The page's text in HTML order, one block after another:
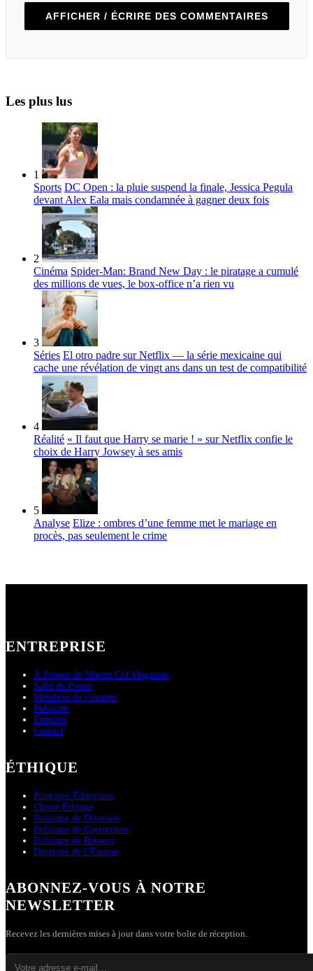
AFFICHER / ÉCRIRE DES COMMENTAIRES
Les plus lus
1
Sports DC Open : la pluie suspend la finale, Jessica Pegula
devant Alex Eala mais condamnée à gagner deux fois
2
Cinéma Spider-Man: Brand New Day : le piratage a cumulé
des millions de vues, le box-office n’a rien vu
3
Séries El otro padre sur Netflix — la série mexicaine qui
cache une révélation de vingt ans dans un test de compatibilité
4
Réalité « Il faut que Harry se marie ! » sur Netflix confie le
choix de Harry Jowsey à ses amis
5
Analyse Elize : ombres d’une femme met le mariage en
procès, pas seulement le crime
ENTREPRISE
À Propos de Martin Cid Magazine
Salle de Presse
Membres de l’équipe
Publicité
Emplois
Contact
ÉTHIQUE
Principes Éditoriaux
Charte Éthique
Politique de Diversité
Politique de Corrections
Politique de Retours
Diversité de l’Équipe
ABONNEZ-VOUS À NOTRE
NEWSLETTER
Recevez les dernières mises à jour dans votre boîte de réception.